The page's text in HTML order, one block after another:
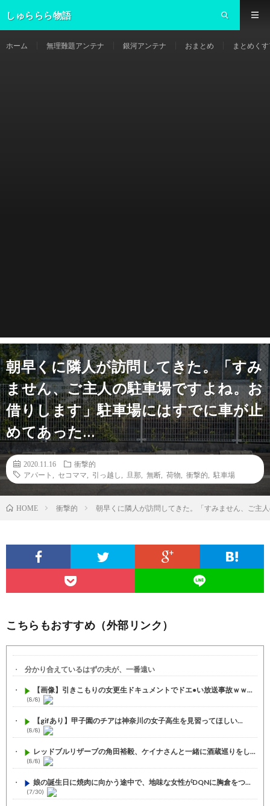
しゅららら物語
ホーム 無理難題アンテナ 銀河アンテナ おまとめ まとめく
朝早くに隣人が訪問してきた。「すみ
ません、ご主人の駐車場ですよね。お
借りします」駐車場にはすでに車が止
めてあった…
2020.11.16
衝撃的
アパート
セコママ 引っ越し 旦那 無断 荷物 衝撃的 駐車場
HOME 衝撃的 朝早くに隣人が訪問してきた。「すみません、ご主
こちらもおすすめ（外部リンク）
分かり合えているはずの夫が、一番遠い
【画像】引きこもりの女更生ドキュメントでドエ●い放送事故ｗｗ...
(8/8)
【gifあり】甲子園のチアは神奈川の女子高生を見習ってほしい...
(8/8)
レッドブルリザーブの角田裕毅、ケイナさんと一緒に酒蔵巡りをし...
(8/8)
娘の誕生日に焼肉に向かう途中で、地味な女性がDQNに胸倉をつ...
(7/30)